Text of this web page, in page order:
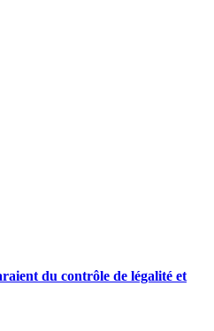
du contrôle de légalité et